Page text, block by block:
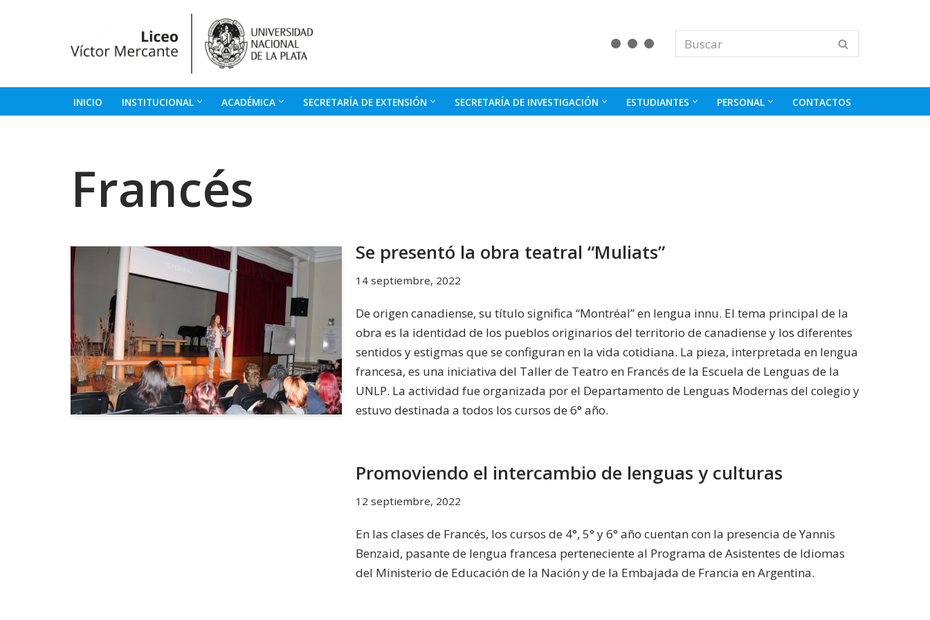
INICIO INSTITUCIONAL ACADÉMICA SECRETARÍA DE EXTENSIÓN SECRETARÍA DE INVESTIGACIÓN ESTUDIANTES PERSONAL CONTACTOS
Francés
Se presentó la obra teatral “Muliats”
14 septiembre, 2022
De origen canadiense, su tí­tulo significa “Montréal” en lengua innu. El tema principal de la
obra es la identidad de los pueblos originarios del territorio de canadiense y los diferentes
sentidos y estigmas que se configuran en la vida cotidiana. La pieza, interpretada en lengua
francesa, es una iniciativa del Taller de Teatro en Francés de la Escuela de Lenguas de la
UNLP. La actividad fue organizada por el Departamento de Lenguas Modernas del colegio y
estuvo destinada a todos los cursos de 6° año.
Promoviendo el intercambio de lenguas y culturas
12 septiembre, 2022
En las clases de Francés, los cursos de 4°, 5° y 6° año cuentan con la presencia de Yannis
Benzaid, pasante de lengua francesa perteneciente al Programa de Asistentes de Idiomas
del Ministerio de Educación de la Nación y de la Embajada de Francia en Argentina.